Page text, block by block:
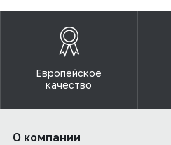
Европейское
качество
О компании